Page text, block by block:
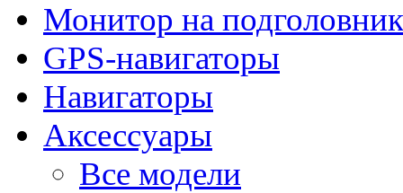
Монитор на подголовник
GPS-навигаторы
Навигаторы
Аксессуары
Все модели